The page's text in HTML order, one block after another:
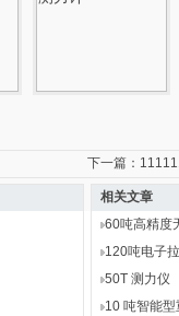
下一篇：
相关文章
60吨高精度
120吨电子
50T 测力仪
10 吨智能